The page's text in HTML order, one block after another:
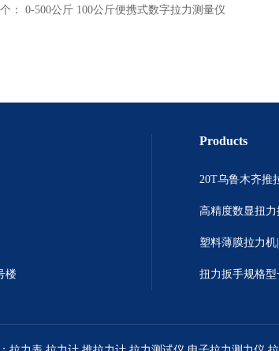
： 0-500公斤 100公斤便携式数字拉力测量仪
楼
Products
扭力扳手规格